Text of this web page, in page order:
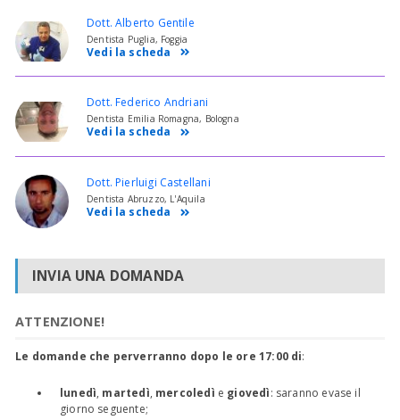
Dott. Alberto Gentile
Dentista Puglia, Foggia
Vedi la scheda
Dott. Federico Andriani
Dentista Emilia Romagna, Bologna
Vedi la scheda
Dott. Pierluigi Castellani
Dentista Abruzzo, L'Aquila
Vedi la scheda
INVIA UNA DOMANDA
ATTENZIONE!
Le domande che perverranno dopo le ore 17:00 di:
lunedì, martedì, mercoledì e giovedì: saranno evase il
giorno seguente;